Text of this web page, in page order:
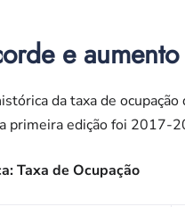
e
da taxa de
primeira edição foi 2017-
Taxa de Ocupação